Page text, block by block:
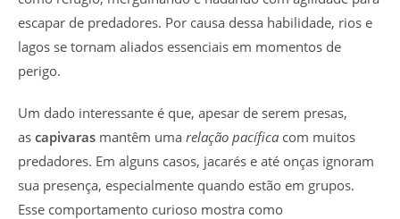
escapar de predadores. Por causa dessa habilidade, rios e
lagos se tornam aliados essenciais em momentos de
perigo.
Um dado interessante é que, apesar de serem presas,
as capivaras mantêm uma relação pacífica com muitos
predadores. Em alguns casos, jacarés e até onças ignoram
sua presença, especialmente quando estão em grupos.
Esse comportamento curioso mostra como